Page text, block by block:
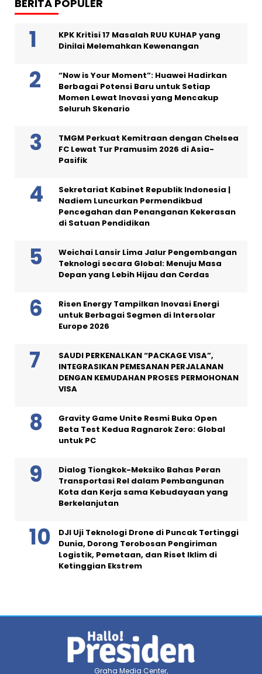
BERITA POPULER
KPK Kritisi 17 Masalah RUU KUHAP yang
Dinilai Melemahkan Kewenangan
“Now is Your Moment”: Huawei Hadirkan
Berbagai Potensi Baru untuk Setiap
Momen Lewat Inovasi yang Mencakup
Seluruh Skenario
TMGM Perkuat Kemitraan dengan Chelsea
FC Lewat Tur Pramusim 2026 di Asia-
Pasifik
Sekretariat Kabinet Republik Indonesia |
Nadiem Luncurkan Permendikbud
Pencegahan dan Penanganan Kekerasan
di Satuan Pendidikan
Weichai Lansir Lima Jalur Pengembangan
Teknologi secara Global: Menuju Masa
Depan yang Lebih Hijau dan Cerdas
Risen Energy Tampilkan Inovasi Energi
untuk Berbagai Segmen di Intersolar
Europe 2026
SAUDI PERKENALKAN “PACKAGE VISA”,
INTEGRASIKAN PEMESANAN PERJALANAN
DENGAN KEMUDAHAN PROSES PERMOHONAN
VISA
Gravity Game Unite Resmi Buka Open
Beta Test Kedua Ragnarok Zero: Global
untuk PC
Dialog Tiongkok-Meksiko Bahas Peran
Transportasi Rel dalam Pembangunan
Kota dan Kerja sama Kebudayaan yang
Berkelanjutan
DJI Uji Teknologi Drone di Puncak Tertinggi
Dunia, Dorong Terobosan Pengiriman
Logistik, Pemetaan, dan Riset Iklim di
Ketinggian Ekstrem
Graha Media Center,